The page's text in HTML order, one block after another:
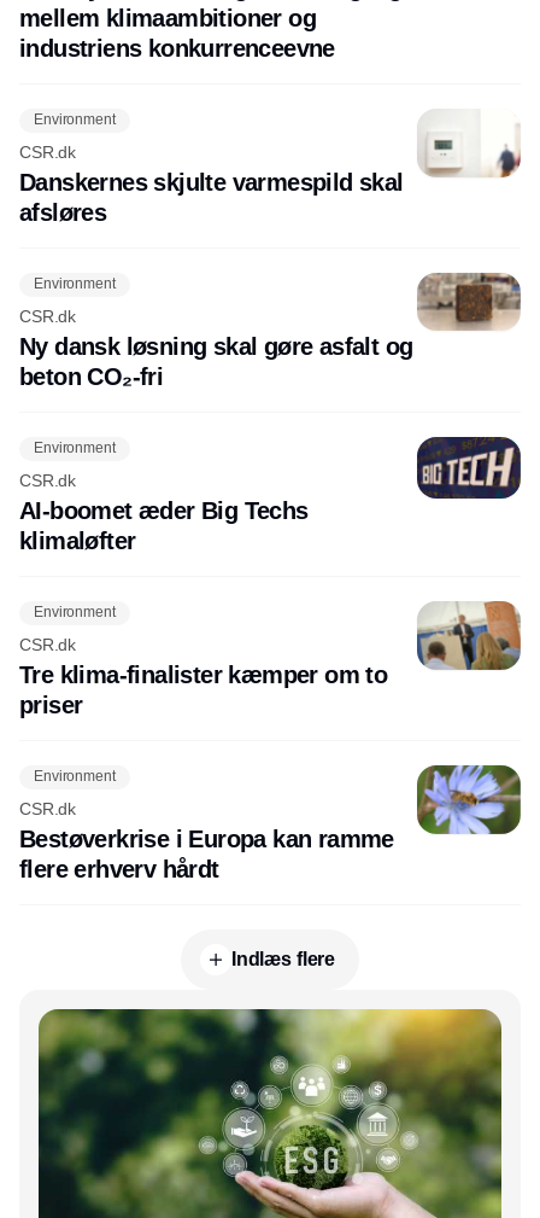
mellem klimaambitioner og
industriens konkurrenceevne
Environment
CSR.dk
Danskernes skjulte varmespild skal
afsløres
Environment
CSR.dk
Ny dansk løsning skal gøre asfalt og
beton CO₂-fri
Environment
CSR.dk
AI-boomet æder Big Techs
klimaløfter
Environment
CSR.dk
Tre klima-finalister kæmper om to
priser
Environment
CSR.dk
Bestøverkrise i Europa kan ramme
flere erhverv hårdt
Indlæs flere
Annonce